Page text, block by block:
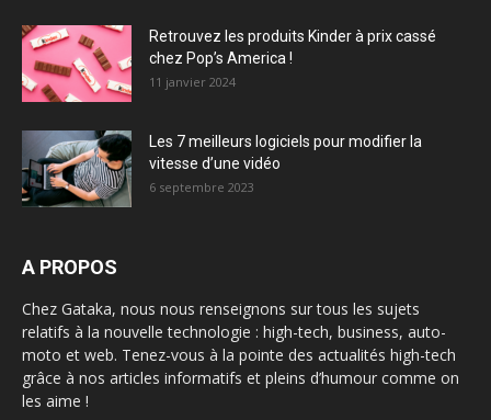
Retrouvez les produits Kinder à prix cassé
chez Pop’s America !
11 janvier 2024
Les 7 meilleurs logiciels pour modifier la
vitesse d’une vidéo
6 septembre 2023
A PROPOS
Chez Gataka, nous nous renseignons sur tous les sujets
relatifs à la nouvelle technologie : high-tech, business, auto-
moto et web. Tenez-vous à la pointe des actualités high-tech
grâce à nos articles informatifs et pleins d’humour comme on
les aime !